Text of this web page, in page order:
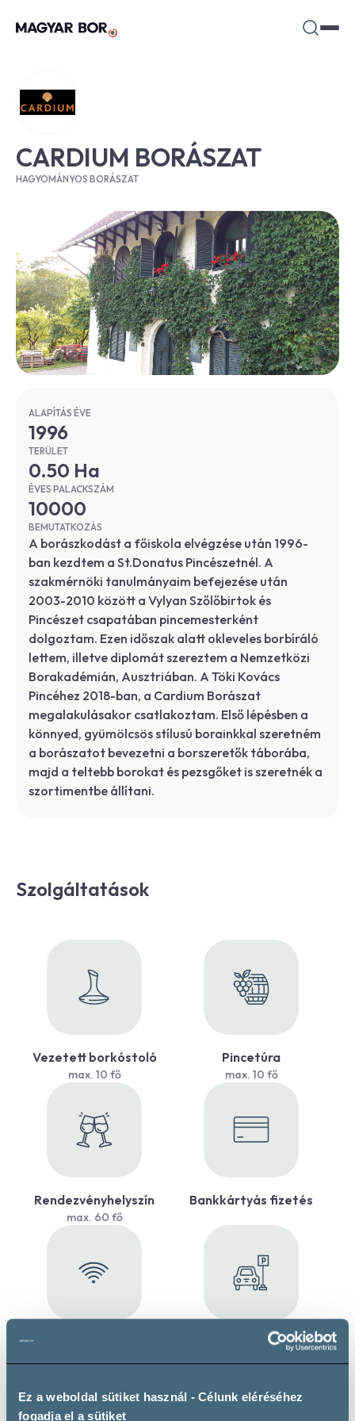
Ez a weboldal sütiket használ - Célunk eléréséhez
fogadja el a sütiket
CARDIUM BORÁSZAT
HAGYOMÁNYOS BORÁSZAT
ALAPÍTÁS ÉVE
1996
TERÜLET
0.50 Ha
ÉVES PALACKSZÁM
10000
BEMUTATKOZÁS
A borászkodást a főiskola elvégzése után 1996-
ban kezdtem a St.Donatus Pincészetnél. A
szakmérnöki tanulmányaim befejezése után
2003-2010 között a Vylyan Szőlőbirtok és
Pincészet csapatában pincemesterként
dolgoztam. Ezen időszak alatt okleveles borbíráló
lettem, illetve diplomát szereztem a Nemzetközi
Borakadémián, Ausztriában. A Töki Kovács
Pincéhez 2018-ban, a Cardium Borászat
megalakulásakor csatlakoztam. Első lépésben a
könnyed, gyümölcsös stílusú borainkkal szeretném
a borászatot bevezetni a borszeretők táborába,
majd a teltebb borokat és pezsgőket is szeretnék a
szortimentbe állítani.
Szolgáltatások
Vezetett borkóstoló
max. 10 fő
Pincetúra
max. 10 fő
Rendezvényhelyszín
max. 60 fő
Bankkártyás fizetés
Saját parkoló